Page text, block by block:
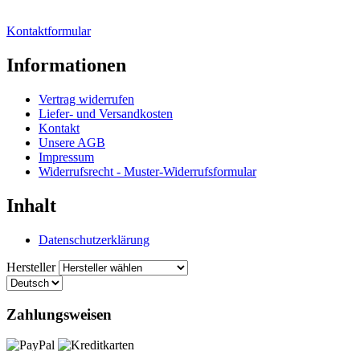
Kontaktformular
Informationen
Vertrag widerrufen
Liefer- und Versandkosten
Kontakt
Unsere AGB
Impressum
Widerrufsrecht - Muster-Widerrufsformular
Inhalt
Datenschutzerklärung
Hersteller
Zahlungsweisen